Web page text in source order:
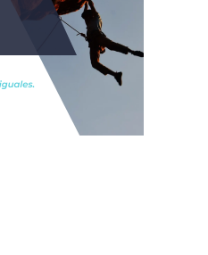
sobre claves para
#Camioneros
#CATT
#TarifaSegura
#Desarrollo